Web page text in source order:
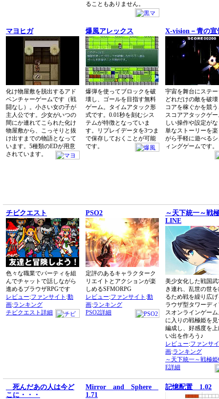
ることもありません。
マヨヒガ
化け物屋敷を脱出するアド
ベンチャーゲームです（戦
闘なし）。小さい女の子が
主人公です。少女がいつの
間にか連れてこられた化け
物屋敷から、こっそりと抜
け出すまでの物語となって
います。5種類のEDが用意
されています。
爆風アレックス
爆弾を使ってブロックを破
壊し、ゴールを目指す無料
ゲーム。タイムアタック形
式です。0.01秒を刻むシス
テムが特徴となっていま
す。リプレイデータを3つま
で保存しておくことが可能
です。
X-vision－青の
宇宙を舞台にステ
どれだけの敵を破
コアを稼ぐかを競
スコアアタックゲ
しい操作や設定が
単なストーリーを
がら手軽に遊べる
ィングゲームです。
チビクエスト
色々な職業でパーティを組
んでチャットで話しながら
進めるブラウザRPGです
レビュー:ファンサイト :動
画:ランキング
チビクエスト詳細
PSO2
定評のあるキャラクターク
リエイトとアクションが楽
しめるSFMORPG
レビュー:ファンサイト :動
画:ランキング
PSO2詳細
～天下統一～戦
LINE
美少女化した戦国
き連れ、乱世の世
るため戦を繰り広
ラウザ型タワーデ
スオンラインゲー
に入りの戦極姫を
編成し、好感度を
い出を作ろう♪
レビュー:ファンサ
画:ランキング
～天下統一～戦極
E詳細
死んだあの人は今ど
こに・・・
Mirror and Sphere
1.71
記憶配置 1.02